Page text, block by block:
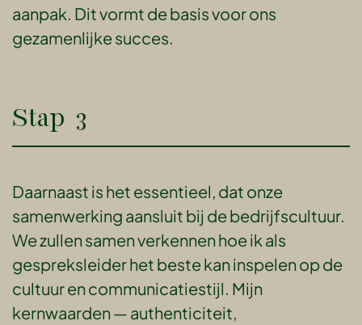
aanpak. Dit vormt de basis voor ons
gezamenlijke succes.
Stap 3
Daarnaast is het essentieel, dat onze
samenwerking aansluit bij de bedrijfscultuur.
We zullen samen verkennen hoe ik als
gespreksleider het beste kan inspelen op de
cultuur en communicatiestijl. Mijn
kernwaarden — authenticiteit,